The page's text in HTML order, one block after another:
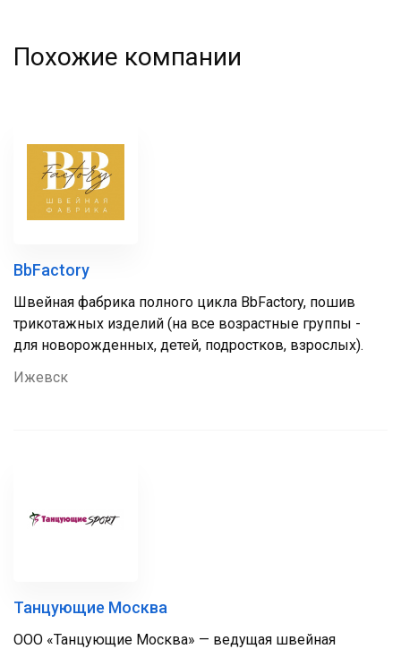
Похожие компании
BbFactory
Швейная фабрика полного цикла BbFactory, пошив
трикотажных изделий (на все возрастные группы -
для новорожденных, детей, подростков, взрослых).
Ижевск
Танцующие Москва
ООО «Танцующие Москва» — ведущая швейная